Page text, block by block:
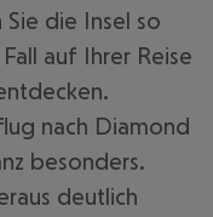
die Insel so
auf Ihrer Reise
nach Diamond
besonders.
deutlich